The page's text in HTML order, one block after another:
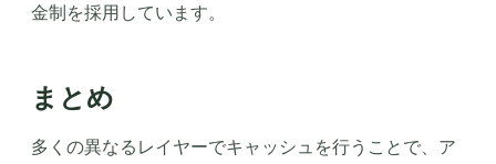
金制を採用しています。
まとめ
多くの異なるレイヤーでキャッシュを行うことで、ア